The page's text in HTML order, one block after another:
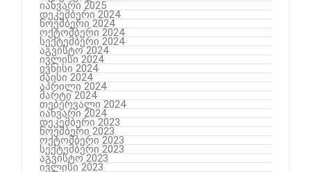
იანვარი 2025
დეკემბერი 2024
ნოემბერი 2024
ოქტომბერი 2024
სექტემბერი 2024
აგვისტო 2024
ივლისი 2024
ივნისი 2024
მაისი 2024
აპრილი 2024
მარტი 2024
თებერვალი 2024
იანვარი 2024
დეკემბერი 2023
ნოემბერი 2023
ოქტომბერი 2023
სექტემბერი 2023
აგვისტო 2023
ივლისი 2023